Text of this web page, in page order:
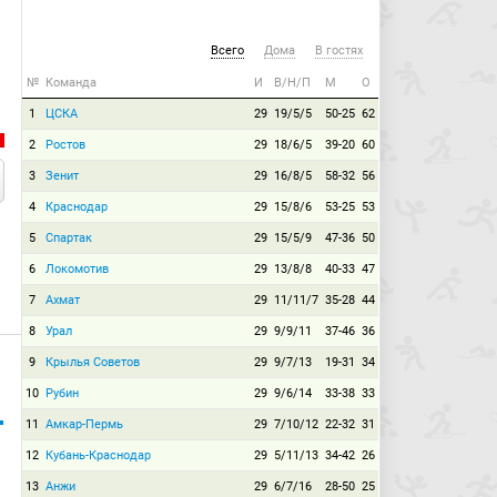
Хубулов теперь получает карточку за фол в центре поля.
+02:31 Конец первого тайма:
Продолжительность
Первый тайм окончен. "Кубань" благодаря взятию ворот
Павлюченко в матче жизни ведёт в счёте с минимальным
"Динамо". Перерыв!
45:00
Кубань-Краснодар
вводит мяч в игру.
46:00 Замена:
(Динамо М) заменён
48:09 Угловой: Хубулов Арсен(Кубань-Краснодар)
вводит мяч с левого угла поля.
Хубулова.
50:38 Наказание:
(Динамо М) получает
предупреждение.
Зобнин выносит в подкате с двух ног Бальде, заслуженная
54:03 Удар по воротам: Ещенко Андрей(Динамо М)
бьёт правой ногой из-за пределов штрафной. Мяч летит
Ещенко подключился в атаку по центру и пробил по
Всего Дома В гостях
№ Команда И В/Н/П М О
1 ЦСКА 29 19/5/5 50-25 62
2 Ростов 29 18/6/5 39-20 60
3 Зенит 29 16/8/5 58-32 56
4 Краснодар 29 15/8/6 53-25 53
5 Спартак 29 15/5/9 47-36 50
6 Локомотив 29 13/8/8 40-33 47
7 Ахмат 29 11/11/7 35-28 44
8 Урал 29 9/9/11 37-46 36
9 Крылья Советов 29 9/7/13 19-31 34
10 Рубин 29 9/6/14 33-38 33
11 Амкар-Пермь 29 7/10/12 22-32 31
12 Кубань-Краснодар 29 5/11/13 34-42 26
13 Анжи 29 6/7/16 28-50 25